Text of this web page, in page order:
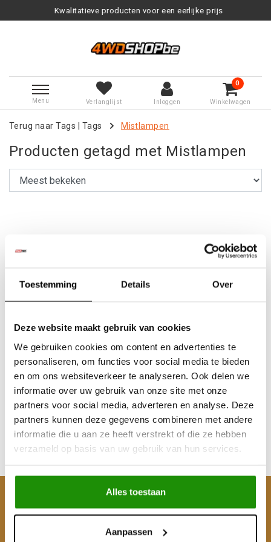
Toestemming Details Over
Deze website maakt gebruik van cookies
We gebruiken cookies om content en advertenties te
personaliseren, om functies voor social media te bieden
en om ons websiteverkeer te analyseren. Ook delen we
informatie over uw gebruik van onze site met onze
partners voor social media, adverteren en analyse. Deze
partners kunnen deze gegevens combineren met andere
informatie die u aan ze heeft verstrekt of die ze hebben
verzameld op basis van uw gebruik van hun services.
Alles toestaan
Aanpassen
Kwalitatieve producten voor een eerlijke prijs
Menu Verlanglijst Inloggen
0
Winkelwagen
Terug naar Tags Tags Mistlampen
Producten getagd met Mistlampen
Mistlampen LED
€73,55
Excl. btw
Incl. btw